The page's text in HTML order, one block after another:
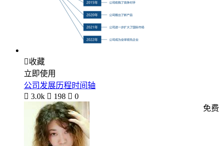
收藏
立即使用
公司发展历程时间轴
 3.0k  198  0
免费